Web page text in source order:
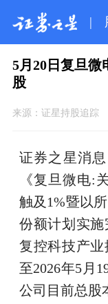
|
5月20日复旦微
股
来源： 证星持股追踪
证券之星消
《复旦微电:
触及1%暨以
份额计划实施
复控科技产业
至2026年5月
公司目前总股